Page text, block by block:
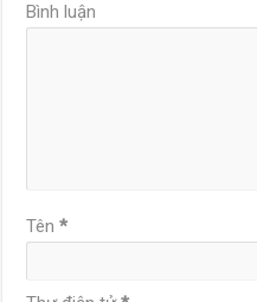
Bình luận
Tên*